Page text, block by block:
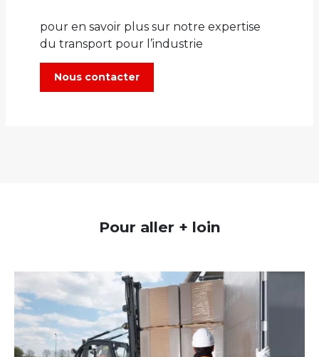
pour en savoir plus sur notre expertise
du transport pour l’industrie
Nous contacter
Pour aller + loin